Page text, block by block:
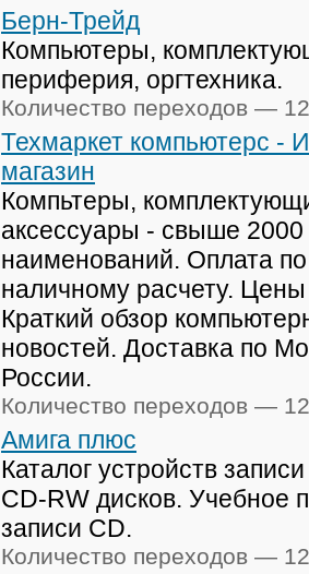
Берн-Трейд
Компьютеры,
периферия, оргтехника.
Количество переходов —
Техмаркет компьютерс -
магазин
Компьтеры,
аксессуары - свыше 2000
наименований. Оплата
наличному расчету.
Краткий обзор
новостей. Доставка по
России.
Количество переходов —
Амига плюс
Каталог устройств
CD-RW дисков. Учебное
записи CD.
Количество переходов —